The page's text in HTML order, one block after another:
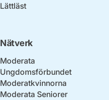
Lättläst
Nätverk
Moderata
Ungdomsförbundet
Moderatkvinnorna
Moderata Seniorer